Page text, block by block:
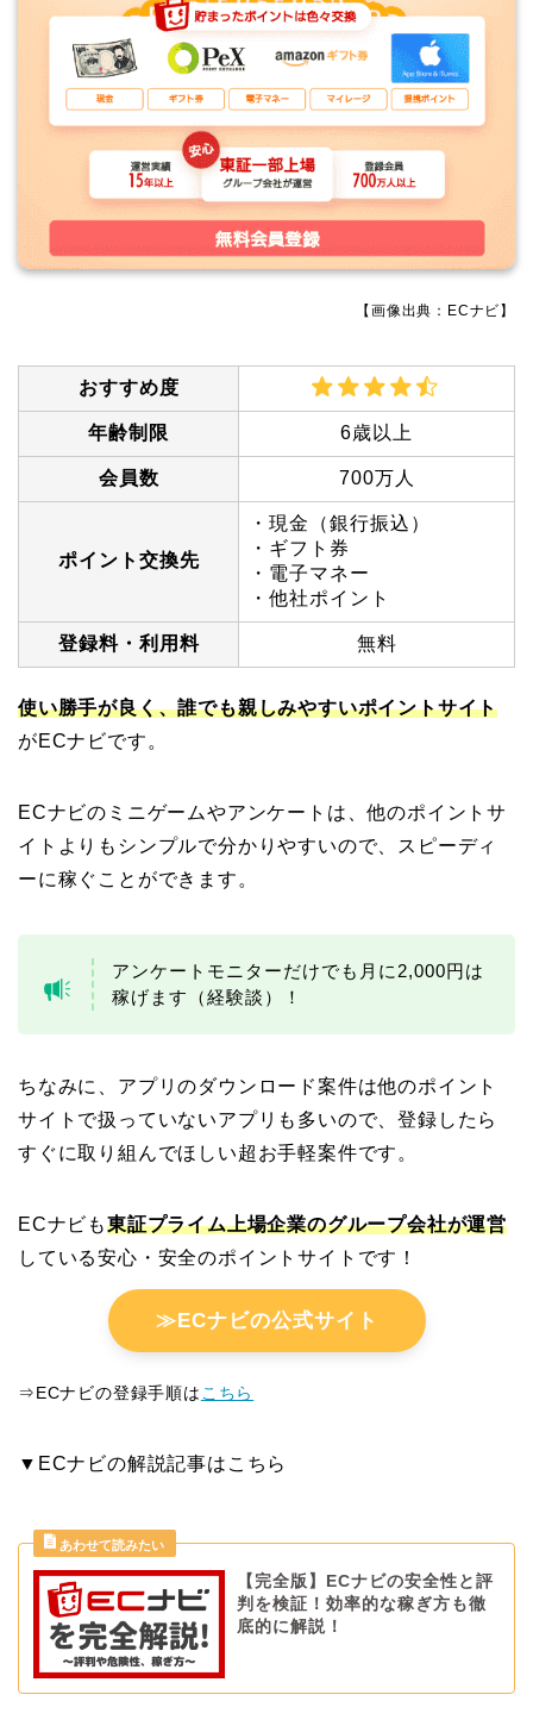
【画像出典：ECナビ】
おすすめ度
年齢制限 6歳以上
会員数 700万人
ポイント交換先
・現金（銀行振込）
・ギフト券
・電子マネー
・他社ポイント
登録料・利用料 無料
使い勝手が良く、誰でも親しみやすいポイントサイト
がECナビです。
ECナビのミニゲームやアンケートは、他のポイントサ
イトよりもシンプルで分かりやすいので、スピーディ
ーに稼ぐことができます。
アンケートモニターだけでも月に2,000円は
稼げます（経験談）！
ちなみに、アプリのダウンロード案件は他のポイント
サイトで扱っていないアプリも多いので、登録したら
すぐに取り組んでほしい超お手軽案件です。
ECナビも東証プライム上場企業のグループ会社が運営
している安心・安全のポイントサイトです！
≫ECナビの公式サイト
⇒ECナビの登録手順はこちら
▼ECナビの解説記事はこちら
【完全版】ECナビの安全性と評
判を検証！効率的な稼ぎ方も徹
底的に解説！